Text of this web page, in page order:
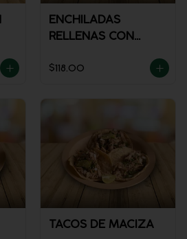
ENCHILADAS
RELLENAS CON
$118.00
TACOS DE MACIZA